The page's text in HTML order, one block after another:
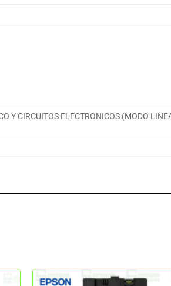
Y CIRCUITOS ELECTRONICOS (MODO